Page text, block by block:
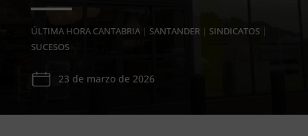
ÚLTIMA HORA CANTABRIA| SANTANDER| SINDICATOS|
SUCESOS
23 de marzo de 2026